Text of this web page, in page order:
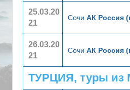
25.03.20
21
Сочи АК Россия
26.03.20
21
Сочи АК Россия
ТУРЦИЯ, туры из